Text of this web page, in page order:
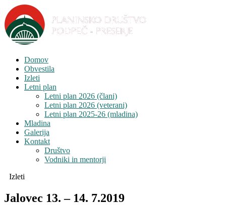
Domov
Obvestila
Izleti
Letni plan
Letni plan 2026 (člani)
Letni plan 2026 (veterani)
Letni plan 2025-26 (mladina)
Mladina
Galerija
Kontakt
Društvo
Vodniki in mentorji
Izleti
Jalovec 13. – 14. 7.2019